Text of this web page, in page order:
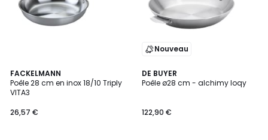
FACKELMANN
Poêle 28 cm en inox 18/10 Triply
VITA3
26,57 €
Nouveau
DE BUYER
Poêle ø28 cm - alchimy loqy
122,90 €